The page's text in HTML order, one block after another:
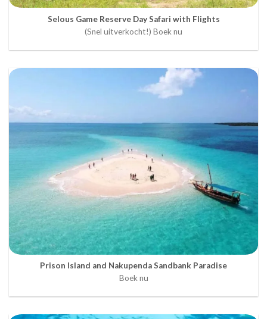
Selous Game Reserve Day Safari with Flights
(Snel uitverkocht!) Boek nu
Prison Island and Nakupenda Sandbank Paradise
Boek nu